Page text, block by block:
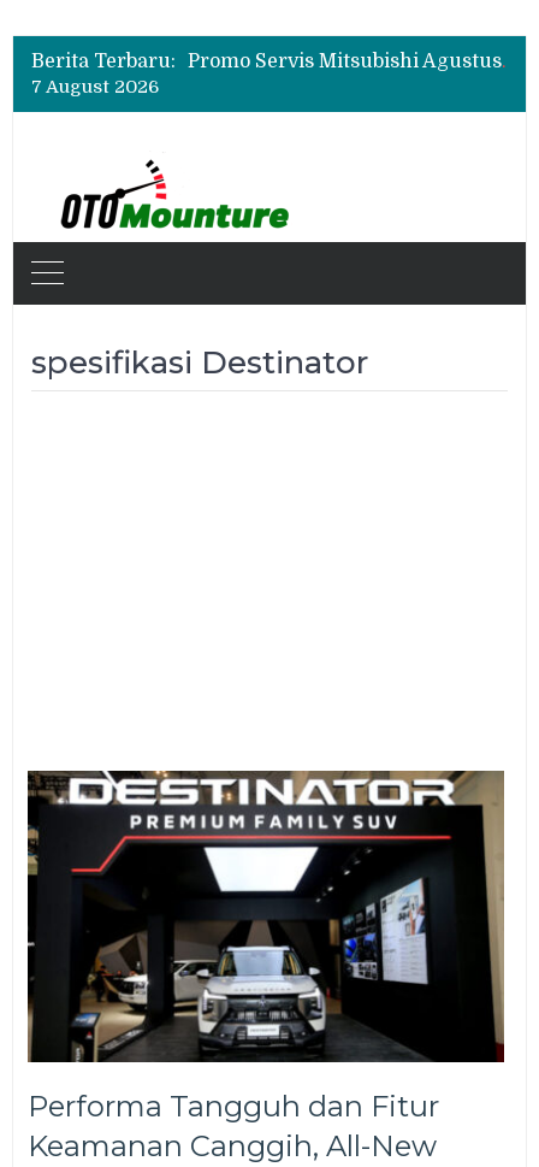
Berita Terbaru:
Bukan Cuma Layar 14,6 Inci, Ini Fitur Pintar Changan Nevo Q05 yang Dibanderol Rp309 Juta
Promo Servis Mitsubishi Agustus 2026, Ada Diskon ESP dan Bodi & Cat Kilau Merdeka
Bukan Cuma Layar 14,6 Inci, Ini Fitur Pintar Changan Nevo Q05 yang Dibanderol Rp309 Juta
7 August 2026
spesifikasi Destinator
Performa Tangguh dan Fitur
Keamanan Canggih, All-New